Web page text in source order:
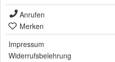
Anrufen
Merken
Impressum
Widerrufsbelehrung